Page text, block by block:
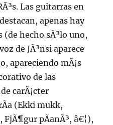
Las guitarras en
apenas hay
(de hecho sÃ³lo uno,
de JÃ³nsi aparece
apareciendo mÃ¡s
de las
carÃ¡cter
(Ekki mukk,
FjÃ¶gur pÃ­anÃ³, â€¦),